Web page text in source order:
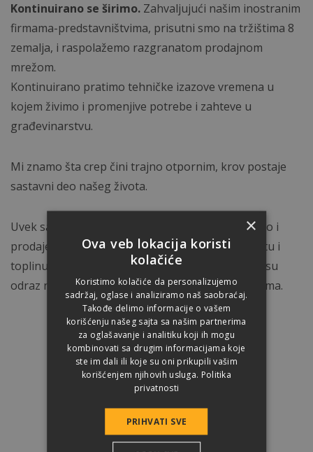
Kontinuirano se širimo. Zahvaljujući našim inostranim
firmama-predstavništvima, prisutni smo na tržištima 8
zemalja, i raspolažemo razgranatom prodajnom
mrežom.
Kontinuirano pratimo tehničke izazove vremena u
kojem živimo i promenjive potrebe i zahteve u
građevinarstvu.
Mi znamo šta crep čini trajno otpornim, krov postaje
sastavni deo našeg života.
Uvek sam bio uveren, da mi, osim što proizvodimo i
prodajemo betonski crep, ljudima pružamo zaštitu i
toplinu doma. Osim toga, ukrašavamo kuće koje su
odraz njihovog ukusa, za što prirodniji osećaj doma.
×
Ova veb lokacija koristi
kolačiće
Koristimo kolačiće da personalizujemo
sadržaj, oglase i analiziramo naš saobraćaj.
Takođe delimo informacije o vašem
korišćenju našeg sajta sa našim partnerima
za oglašavanje i analitiku koji ih mogu
kombinovati sa drugim informacijama koje
ste im dali ili koje su oni prikupili vašim
korišćenjem njihovih usluga. Politika
privatnosti
PRIHVATI SVE